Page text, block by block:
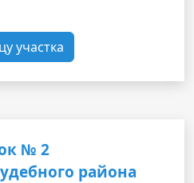
участка
№ 2
района